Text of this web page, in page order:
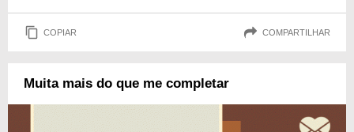
COPIAR COMPARTILHAR
Muita mais do que me completar